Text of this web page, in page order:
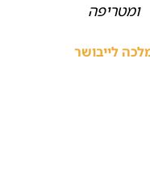
ומטריפה
לייבושר